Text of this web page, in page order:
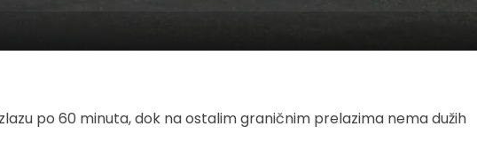
po 60 minuta, dok na ostalim graničnim prelazima nema dužih